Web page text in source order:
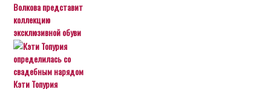
Волкова представит
коллекцию
эксклюзивной обуви
Кэти Топурия